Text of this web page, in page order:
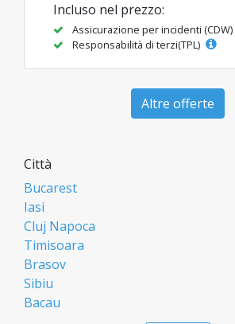
Incluso nel prezzo:
Assicurazione per incidenti (CDW)
Responsabilità di terzi(TPL)
Altre offerte
Città
Bucarest
Iasi
Cluj Napoca
Timisoara
Brasov
Sibiu
Bacau